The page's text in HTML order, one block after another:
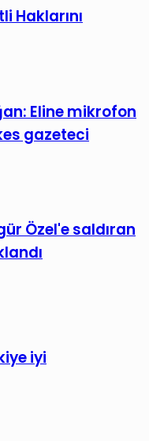
Haklarını
Eline mikrofon
gazeteci
Özel'e saldıran
iyi